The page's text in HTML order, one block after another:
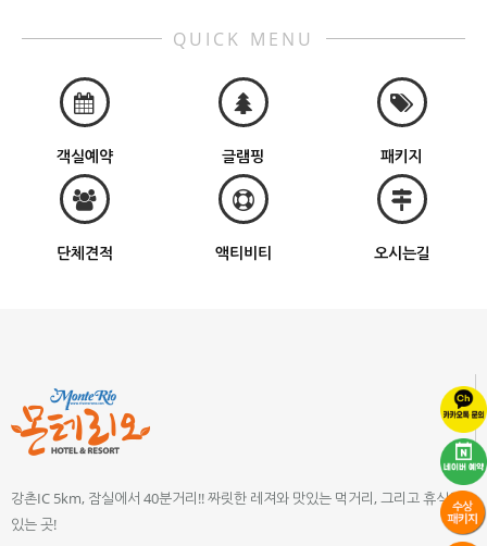
QUICK MENU
객실예약 글램핑 패키지
단체견적 액티비티 오시는길
강촌IC 5km, 잠실에서 40분거리!! 짜릿한 레져와 맛있는 먹거리, 그리고 휴식이
있는 곳!